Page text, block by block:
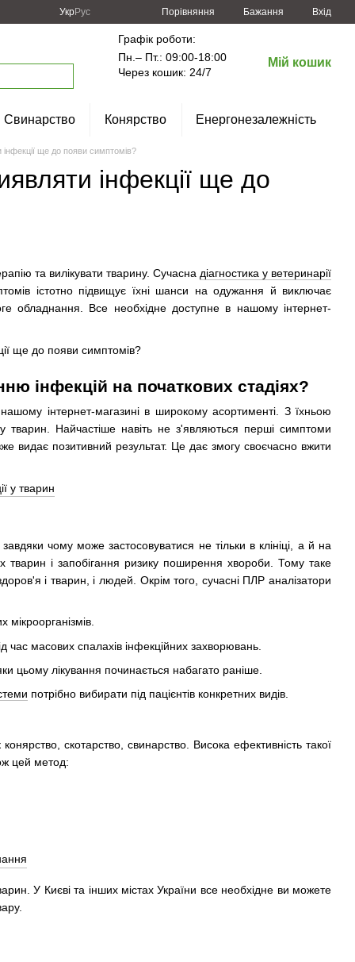
УкрРус Порівняння Бажання Вхід
Графік роботи:
Пн.– Пт.: 09:00-18:00
Через кошик: 24/7
Мій кошик
Свинарство Конярство Енергонезалежність
ще до появи симптомів?
інфекції ще до
та вилікувати тварину. Сучасна діагностика у ветеринарії
істотно підвищує їхні шанси на одужання й виключає
обладнання. Все необхідне доступне в нашому інтернет-
інфекцій на початкових стадіях?
інтернет-магазині в широкому асортименті. З їхньою
тварин. Найчастіше навіть не з'являються перші симптоми
видає позитивний результат. Це дає змогу своєчасно вжити
чому може застосовуватися не тільки в клініці, а й на
тварин і запобігання ризику поширення хвороби. Тому таке
і тварин, і людей. Окрім того, сучасні ПЛР аналізатори
мікроорганізмів.
масових спалахів інфекційних захворювань.
цьому лікування починається набагато раніше.
потрібно вибирати під пацієнтів конкретних видів.
скотарство, свинарство. Висока ефективність такої
цей метод:
У Києві та інших містах України все необхідне ви можете